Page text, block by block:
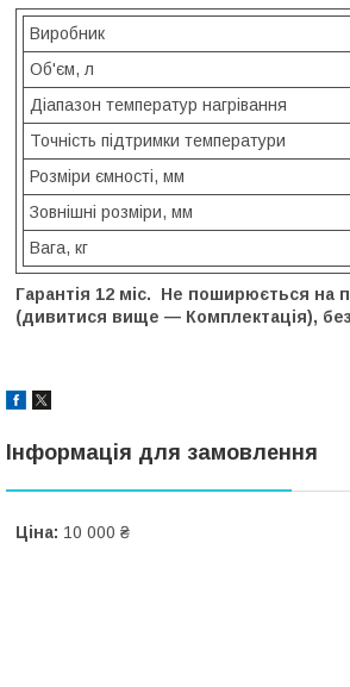
Виробник
Об'єм, л
Діапазон температур нагрівання
Точність підтримки температури
Розміри ємності, мм
Зовнішні розміри, мм
Вага, кг
Гарантія 12 міс. Не поширюється
(дивитися вище — Комплектація), без
Інформація для замовлення
Ціна: 10 000 ₴